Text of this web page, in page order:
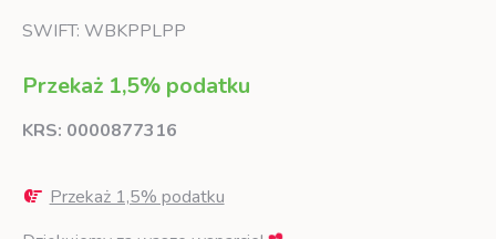
SWIFT: WBKPPLPP
Przekaż 1,5% podatku
KRS: 0000877316
Przekaż 1,5% podatku